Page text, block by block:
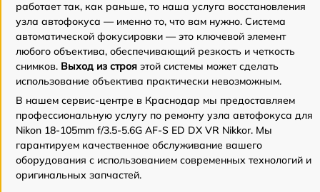
работает так, как раньше, то наша услуга восстановления
узла автофокуса — именно то, что вам нужно. Система
автоматической фокусировки — это ключевой элемент
любого объектива, обеспечивающий резкость и четкость
снимков. Выход из строя этой системы может сделать
использование объектива практически невозможным.
В нашем сервис-центре в Краснодар мы предоставляем
профессиональную услугу по ремонту узла автофокуса для
Nikon 18-105mm f/3.5-5.6G AF-S ED DX VR Nikkor. Мы
гарантируем качественное обслуживание вашего
оборудования с использованием современных технологий и
оригинальных запчастей.